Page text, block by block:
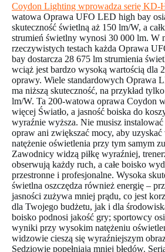
Coydon Lighting wprowadza serię KD-
watowa Oprawa UFO LED high bay
skuteczność świetlną aż 150 lm/W, a
strumień świetlny wynosi 30 000 lm. W
rzeczywistych testach każda Oprawa
bay dostarcza 28 675 lm strumienia
wciąż jest bardzo wysoką wartością dla
oprawy. Wiele standardowych Oprawa
ma niższą skuteczność, na przykład
lm/W. Ta 200-watowa oprawa Coydon
więcej Światło, a jasność boiska do
wyraźnie wyższa. Nie musisz
opraw ani zwiększać mocy, aby uzyskać
natężenie oświetlenia przy tym samym
Zawodnicy widzą piłkę wyraźniej,
obserwują każdy ruch, a całe boisko
przestronne i profesjonalne. Wysoka
świetlna oszczędza również energię –
jasności zużywa mniej prądu, co jest
dla Twojego budżetu, jak i dla
boisko podnosi jakość gry; sportowcy
wyniki przy wysokim natężeniu
widzowie cieszą się wyraźniejszym
Sędziowie popełniają mniej błędów.